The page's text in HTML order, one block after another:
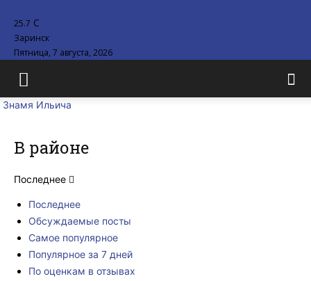
25.7 C
Заринск
Пятница, 7 августа, 2026
Знамя Ильича
В районе
Последнее
Последнее
Обсуждаемые посты
Самое популярное
Популярное за 7 дней
По оценкам в отзывах